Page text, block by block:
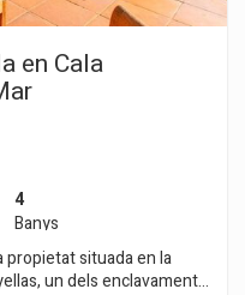
en Cala
4
Banys
situada en la
un dels enclavaments